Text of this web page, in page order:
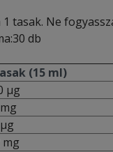
1 tasak. Ne
db
(15 ml)
µg
mg